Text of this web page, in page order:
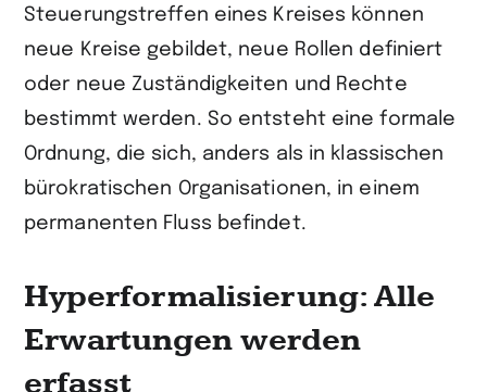
Steuerungstreffen eines Kreises können
neue Kreise gebildet, neue Rollen definiert
oder neue Zuständigkeiten und Rechte
bestimmt werden. So entsteht eine formale
Ordnung, die sich, anders als in klassischen
bürokratischen Organisationen, in einem
permanenten Fluss befindet.
Hyperformalisierung: Alle
Erwartungen werden